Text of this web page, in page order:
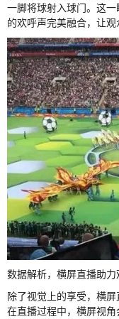
一脚将球射入球门。这
的欢呼声完美融合，让观
数据解析，横屏直播助
除了视觉上的享受，横屏
在直播过程中，横屏视